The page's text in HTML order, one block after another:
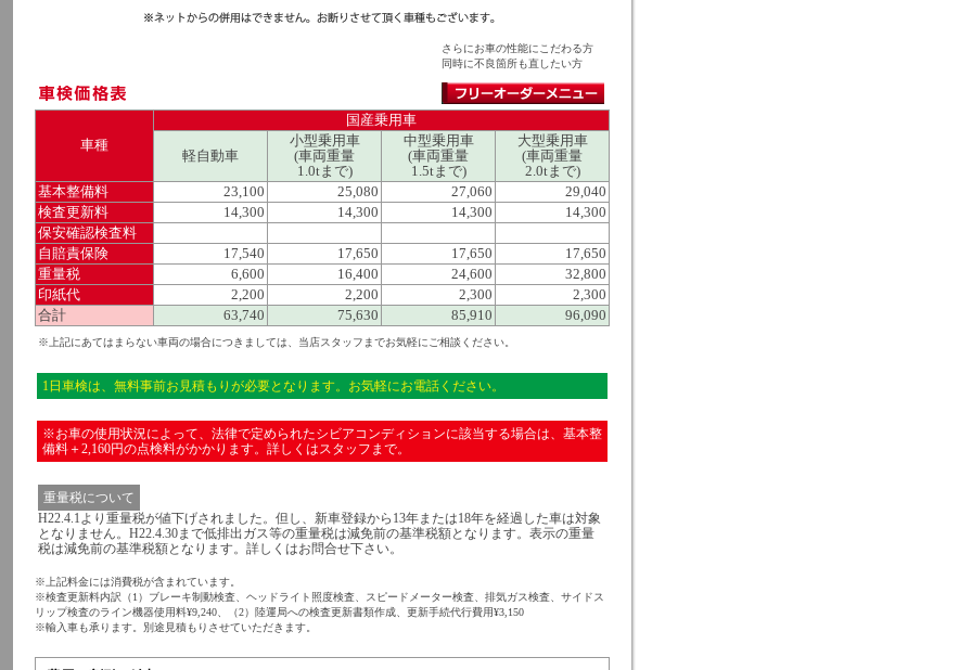
さらにお車の性能にこだわる方
同時に不良箇所も直したい方
車種
国産乗用車
軽自動車
小型乗用車
(車両重量
1.0tまで)
中型乗用車
(車両重量
1.5tまで)
大型乗用車
(車両重量
2.0tまで)
基本整備料
23,100 25,080 27,060
29,040
検査更新料
14,300 14,300 14,300
14,300
保安確認検査料
自賠責保険
17,540 17,650 17,650
17,650
重量税
6,600 16,400 24,600
32,800
印紙代
2,200 2,200 2,300
2,300
合計
63,740 75,630 85,910 96,090
※上記にあてはまらない車両の場合につきましては、当店スタッフまでお気軽にご相談ください。
1日車検は、無料事前お見積もりが必要となります。お気軽にお電話ください。
※お車の使用状況によって、法律で定められたシビアコンディションに該当する場合は、基本整
備料＋2,160円の点検料がかかります。詳しくはスタッフまで。
重量税について
H22.4.1より重量税が値下げされました。但し、新車登録から13年または18年を経過した車は対象
となりません。H22.4.30まで低排出ガス等の重量税は減免前の基準税額となります。表示の重量
税は減免前の基準税額となります。詳しくはお問合せ下さい。
※上記料金には消費税が含まれています。
※検査更新料内訳（1）ブレーキ制動検査、ヘッドライト照度検査、スピードメーター検査、排気ガス検査、サイドス
リップ検査のライン機器使用料¥9,240、（2）陸運局への検査更新書類作成、更新手続代行費用¥3,150
※輸入車も承ります。別途見積もりさせていただきます。